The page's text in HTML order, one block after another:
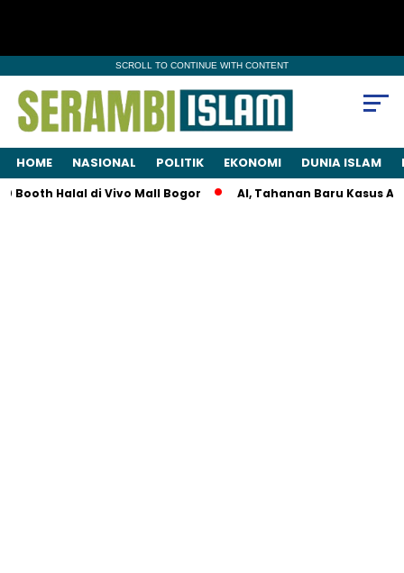
SCROLL TO CONTINUE WITH CONTENT
HOME NASIONAL POLITIK EKONOMI DUNIA ISLAM
Vivo Mall Bogor AI, Tahanan Baru Kasus Asusila, Tewas